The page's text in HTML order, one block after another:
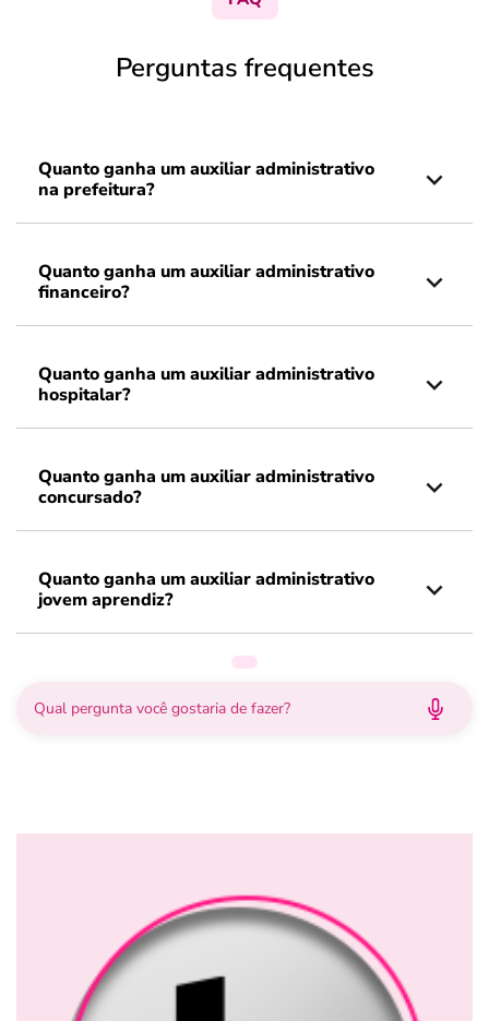
Perguntas frequentes
Quanto ganha um auxiliar administrativo
na prefeitura?
Quanto ganha um auxiliar administrativo
financeiro?
Quanto ganha um auxiliar administrativo
hospitalar?
Quanto ganha um auxiliar administrativo
concursado?
Quanto ganha um auxiliar administrativo
jovem aprendiz?